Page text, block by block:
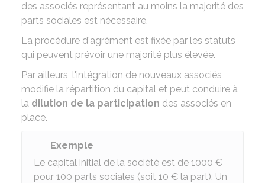
des associés représentant au moins la majorité des
parts sociales est nécessaire.
La procédure d'agrément est fixée par les statuts
qui peuvent prévoir une majorité plus élevée.
Par ailleurs, l'intégration de nouveaux associés
modifie la répartition du capital et peut conduire à
la dilution de la participation des associés en
place.
Exemple
Le capital initial de la société est de 1000 €
pour 100 parts sociales (soit 10 € la part). Un